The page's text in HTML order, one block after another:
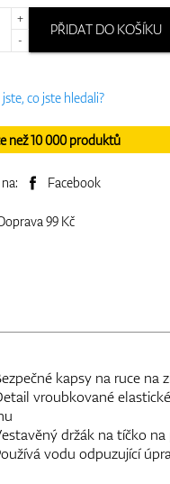
+
-
PŘIDAT DO KOŠÍKU
co jste hledali?
než 10 000 produktů
Facebook
99 Kč
kapsy na ruce na
vroubkované
držák na tíčko
vodu odpuzující